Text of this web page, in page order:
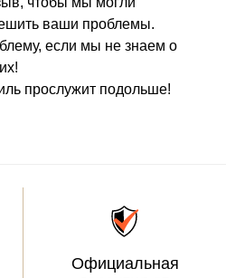
ваши проблемы.
если мы не знаем о
прослужит подольше!
Официальная